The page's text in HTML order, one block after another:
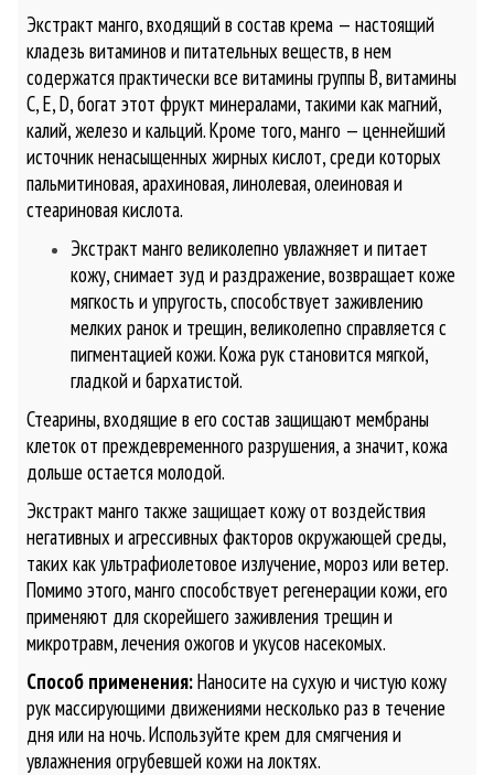
Экстракт манго, входящий в состав крема — настоящий
кладезь витаминов и питательных веществ, в нем
содержатся практически все витамины группы В, витамины
С, Е, D, богат этот фрукт минералами, такими как магний,
калий, железо и кальций. Кроме того, манго — ценнейший
источник ненасыщенных жирных кислот, среди которых
пальмитиновая, арахиновая, линолевая, олеиновая и
стеариновая кислота.
Экстракт манго великолепно увлажняет и питает
кожу, снимает зуд и раздражение, возвращает коже
мягкость и упругость, способствует заживлению
мелких ранок и трещин, великолепно справляется с
пигментацией кожи. Кожа рук становится мягкой,
гладкой и бархатистой.
Стеарины, входящие в его состав защищают мембраны
клеток от преждевременного разрушения, а значит, кожа
дольше остается молодой.
Экстракт манго также защищает кожу от воздействия
негативных и агрессивных факторов окружающей среды,
таких как ультрафиолетовое излучение, мороз или ветер.
Помимо этого, манго способствует регенерации кожи, его
применяют для скорейшего заживления трещин и
микротравм, лечения ожогов и укусов насекомых.
Способ применения:Наносите на сухую и чистую кожу
рук массирующими движениями несколько раз в течение
дня или на ночь. Используйте крем для смягчения и
увлажнения огрубевшей кожи на локтях.